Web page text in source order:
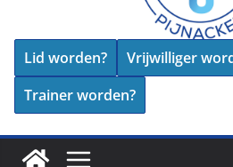
Lid worden?
Vrijwilliger
Trainer worden?